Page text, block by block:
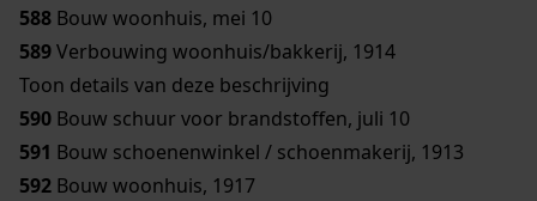
588 Bouw woonhuis, mei 10
589Verbouwing woonhuis/bakkerij, 1914
Toon details van deze beschrijving
590 Bouw schuur voor brandstoffen, juli 10
591 Bouw schoenenwinkel / schoenmakerij, 1913
592 Bouw woonhuis, 1917